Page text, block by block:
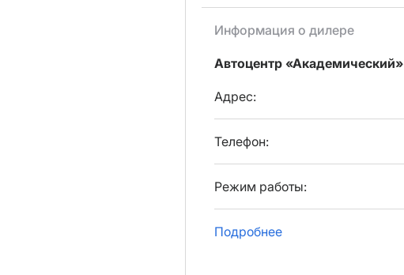
Информация о дилере
Автоцентр «Академический»
Адрес:
Телефон:
Режим работы:
Подробнее